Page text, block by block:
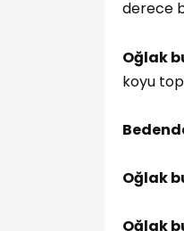
derece
Oğlak
koyu
Oğlak
Oğlak